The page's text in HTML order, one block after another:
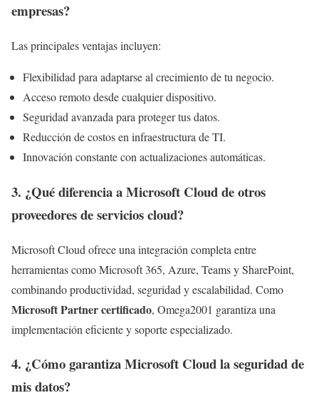
empresas?
Las principales ventajas incluyen:
Flexibilidad para adaptarse al crecimiento de tu negocio.
Acceso remoto desde cualquier dispositivo.
Seguridad avanzada para proteger tus datos.
Reducción de costos en infraestructura de TI.
Innovación constante con actualizaciones automáticas.
3. ¿Qué diferencia a Microsoft Cloud de otros
proveedores de servicios cloud?
Microsoft Cloud ofrece una integración completa entre
herramientas como Microsoft 365, Azure, Teams y SharePoint,
combinando productividad, seguridad y escalabilidad. Como
Microsoft Partner certificado, Omega2001 garantiza una
implementación eficiente y soporte especializado.
4. ¿Cómo garantiza Microsoft Cloud la seguridad de
mis datos?